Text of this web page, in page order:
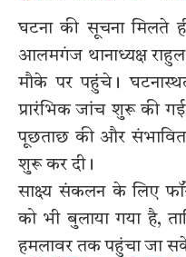
घटना की सूचना मिलते
आलमगंज थानाध्यक्ष
मौके पर पहुंचे।
प्रारंभिक जांच शुरू की
पूछताछ की और संभावित
शुरू कर दी।
साक्ष्य संकलन के लिए
को भी बुलाया गया है,
हमलावर तक पहुंचा जा